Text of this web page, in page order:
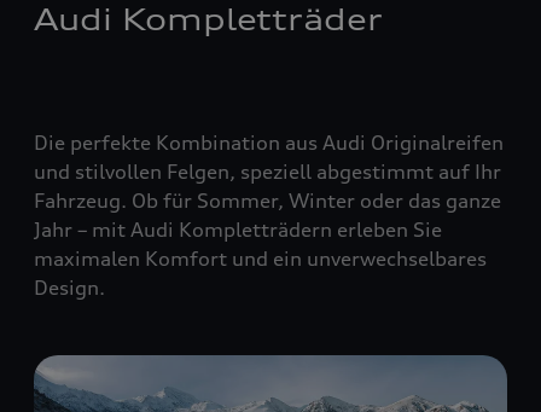
Audi Kompletträder
Die perfekte Kombination aus Audi Originalreifen
und stilvollen Felgen, speziell abgestimmt auf Ihr
Fahrzeug. Ob für Sommer, Winter oder das ganze
Jahr – mit Audi Kompletträdern erleben Sie
maximalen Komfort und ein unverwechselbares
Design.